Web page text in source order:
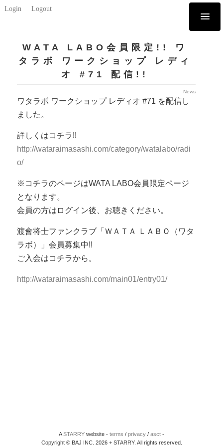
Login Logout
WATA LABO会員限定!! ワ
タラボ ワークショップ レディ
オ #71 配信!!
News
ワタラボ ワークショップ レディオ #71 を配信し
ました。
詳しくはコチラ!!
http://wataraimasashi.com/category/watalabo/radi
o/
※コチラのページはWATA LABO会員限定ページ
となります。
会員の方はログイン後、お聴きください。
渡會将士ファンクラブ「ＷＡＴＡ ＬＡＢＯ（ワタ
ラボ）」会員募集中!!
ご入会はコチラから。
http://wataraimasashi.com/main01/entry01/
ASTARRY website - terms / privacy / asct -
Copyright © BAJ INC. 2026 + STARRY. All rights reserved.